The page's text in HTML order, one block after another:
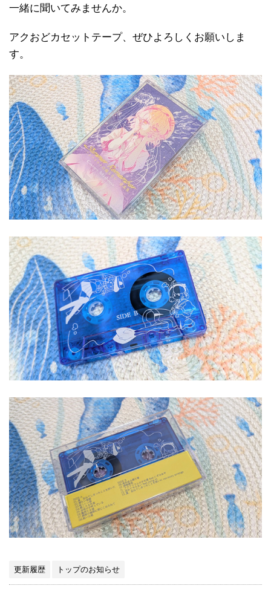
一緒に聞いてみませんか。
アクおどカセットテープ、ぜひよろしくお願いしま
す。
更新履歴 トップのお知らせ